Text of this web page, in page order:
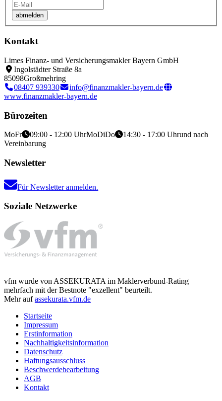
Kontakt
Limes Finanz- und Versicherungsmakler Bayern GmbH
Ingolstädter Straße 8a
85098Großmehring
08407 939330
info@finanzmakler-bayern.de
www.finanzmakler-bayern.de
Bürozeiten
MoFr 09:00 - 12:00 UhrMoDiDo 14:30 - 17:00 Uhrund nach
Vereinbarung
Newsletter
Für Newsletter anmelden.
Soziale Netzwerke
vfm wurde von ASSEKURATA im Maklerverbund-Rating
mehrfach mit der Bestnote "exzellent" beurteilt.
Mehr aufassekurata.vfm.de
Startseite
Impressum
Erstinformation
Nachhaltigkeitsinformation
Datenschutz
Haftungsausschluss
Beschwerdebearbeitung
AGB
Kontakt